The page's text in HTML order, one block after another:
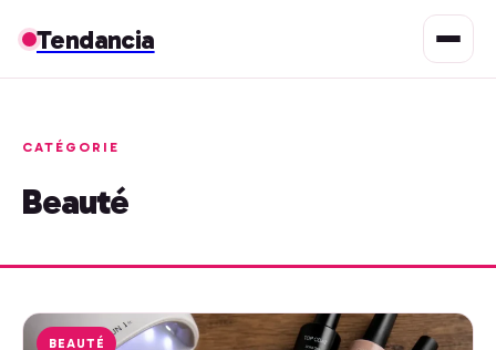
Tendancia
CATÉGORIE
Beauté
BEAUTÉ